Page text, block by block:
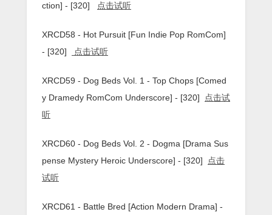
ction] - [320]
点击试听
XRCD58 - Hot Pursuit [Fun Indie Pop RomCom]
- [320]
点击试听
XRCD59 - Dog Beds Vol. 1 - Top Chops [Comed
y Dramedy RomCom Underscore] - [320]
点击试
听
XRCD60 - Dog Beds Vol. 2 - Dogma [Drama Sus
pense Mystery Heroic Underscore] - [320]
点击
试听
XRCD61 - Battle Bred [Action Modern Drama] -